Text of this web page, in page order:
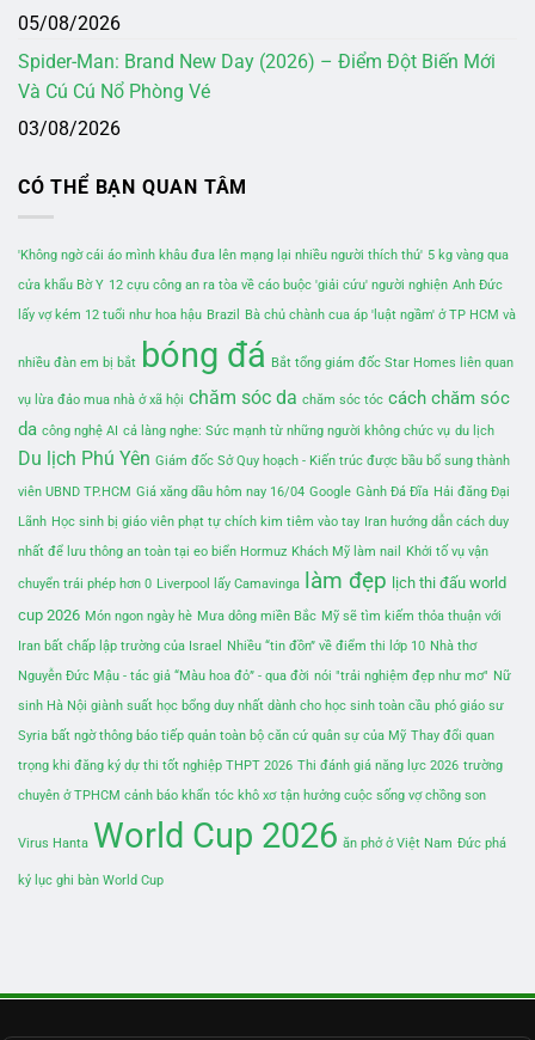
05/08/2026
Spider-Man: Brand New Day (2026) – Điểm Đột Biến Mới
Và Cú Cú Nổ Phòng Vé
03/08/2026
CÓ THỂ BẠN QUAN TÂM
'Không ngờ cái áo mình khâu đưa lên mạng lại nhiều người thích thú' 5 kg vàng qua
cửa khẩu Bờ Y 12 cựu công an ra tòa về cáo buộc 'giải cứu' người nghiện Anh Đức
lấy vợ kém 12 tuổi như hoa hậu Brazil Bà chủ chành cua áp 'luật ngầm' ở TP HCM và
nhiều đàn em bị bắt bóng đá Bắt tổng giám đốc Star Homes liên quan
vụ lừa đảo mua nhà ở xã hội chăm sóc da chăm sóc tóc cách chăm sóc
da công nghệ AI cả làng nghe: Sức mạnh từ những người không chức vụ du lịch
Du lịch Phú Yên Giám đốc Sở Quy hoạch - Kiến trúc được bầu bổ sung thành
viên UBND TP.HCM Giá xăng dầu hôm nay 16/04 Google Gành Đá Đĩa Hải đăng Đại
Lãnh Học sinh bị giáo viên phạt tự chích kim tiêm vào tay Iran hướng dẫn cách duy
nhất để lưu thông an toàn tại eo biển Hormuz Khách Mỹ làm nail Khởi tố vụ vận
chuyển trái phép hơn 0 Liverpool lấy Camavinga làm đẹp lịch thi đấu world
cup 2026 Món ngon ngày hè Mưa dông miền Bắc Mỹ sẽ tìm kiếm thỏa thuận với
Iran bất chấp lập trường của Israel
Nhiều “tin đồn” về điểm thi lớp 10 Nhà thơ
Nguyễn Đức Mậu - tác giả “Màu hoa đỏ” - qua đời nói "trải nghiệm đẹp như mơ" Nữ
sinh Hà Nội giành suất học bổng duy nhất dành cho học sinh toàn cầu phó giáo sư
Syria bất ngờ thông báo tiếp quản toàn bộ căn cứ quân sự của Mỹ Thay đổi quan
trọng khi đăng ký dự thi tốt nghiệp THPT 2026 Thi đánh giá năng lực 2026 trường
chuyên ở TPHCM cảnh báo khẩn tóc khô xơ tận hưởng cuộc sống vợ chồng son
Virus Hanta World Cup 2026 ăn phở ở Việt Nam Đức phá
kỷ lục ghi bàn World Cup